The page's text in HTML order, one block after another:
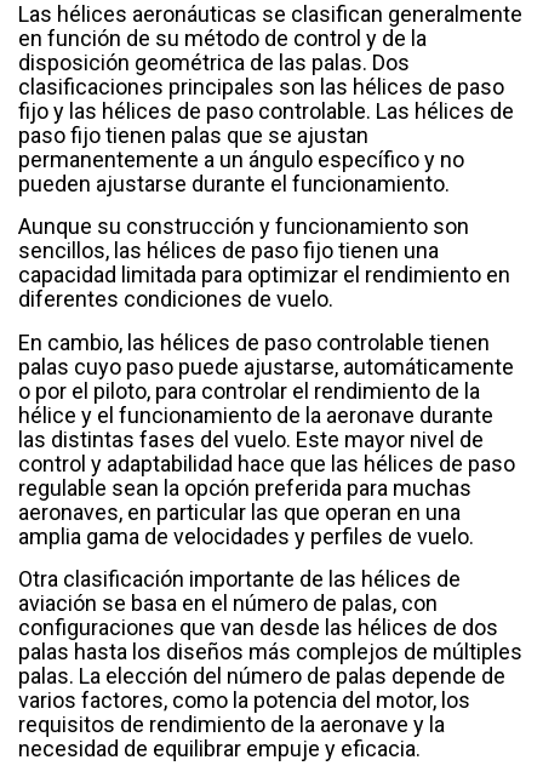
Las hélices aeronáuticas se clasifican generalmente
en función de su método de control y de la
disposición geométrica de las palas. Dos
clasificaciones principales son las hélices de paso
fijo y las hélices de paso controlable. Las hélices de
paso fijo tienen palas que se ajustan
permanentemente a un ángulo específico y no
pueden ajustarse durante el funcionamiento.
Aunque su construcción y funcionamiento son
sencillos, las hélices de paso fijo tienen una
capacidad limitada para optimizar el rendimiento en
diferentes condiciones de vuelo.
En cambio, las hélices de paso controlable tienen
palas cuyo paso puede ajustarse, automáticamente
o por el piloto, para controlar el rendimiento de la
hélice y el funcionamiento de la aeronave durante
las distintas fases del vuelo. Este mayor nivel de
control y adaptabilidad hace que las hélices de paso
regulable sean la opción preferida para muchas
aeronaves, en particular las que operan en una
amplia gama de velocidades y perfiles de vuelo.
Otra clasificación importante de las hélices de
aviación se basa en el número de palas, con
configuraciones que van desde las hélices de dos
palas hasta los diseños más complejos de múltiples
palas. La elección del número de palas depende de
varios factores, como la potencia del motor, los
requisitos de rendimiento de la aeronave y la
necesidad de equilibrar empuje y eficacia.